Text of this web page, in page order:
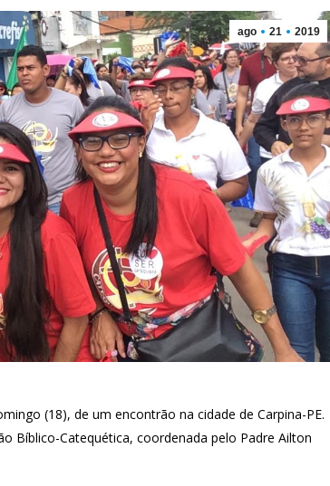
ago 21 2019
(18), de um encontrão na cidade de Carpina-PE.
Bíblico-Catequética, coordenada pelo Padre Ailton